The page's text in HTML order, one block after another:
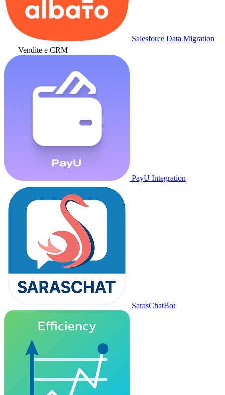
Salesforce Data Migration
Vendite e CRM
PayU Integration
SarasChatBot